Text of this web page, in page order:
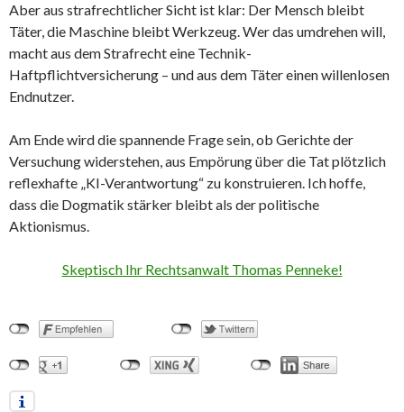
Aber aus strafrechtlicher Sicht ist klar: Der Mensch bleibt
Täter, die Maschine bleibt Werkzeug. Wer das umdrehen will,
macht aus dem Strafrecht eine Technik-
Haftpflichtversicherung – und aus dem Täter einen willenlosen
Endnutzer.
Am Ende wird die spannende Frage sein, ob Gerichte der
Versuchung widerstehen, aus Empörung über die Tat plötzlich
reflexhafte „KI-Verantwortung“ zu konstruieren. Ich hoffe,
dass die Dogmatik stärker bleibt als der politische
Aktionismus.
Skeptisch Ihr Rechtsanwalt Thomas Penneke!